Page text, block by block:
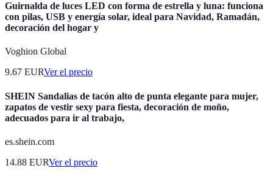
Guirnalda de luces LED con forma de estrella y luna: funciona
con pilas, USB y energía solar, ideal para Navidad, Ramadán,
decoración del hogar y
Voghion Global
9.67 EURVer el precio
SHEIN Sandalias de tacón alto de punta elegante para mujer,
zapatos de vestir sexy para fiesta, decoración de moño,
adecuados para ir al trabajo,
es.shein.com
14.88 EURVer el precio